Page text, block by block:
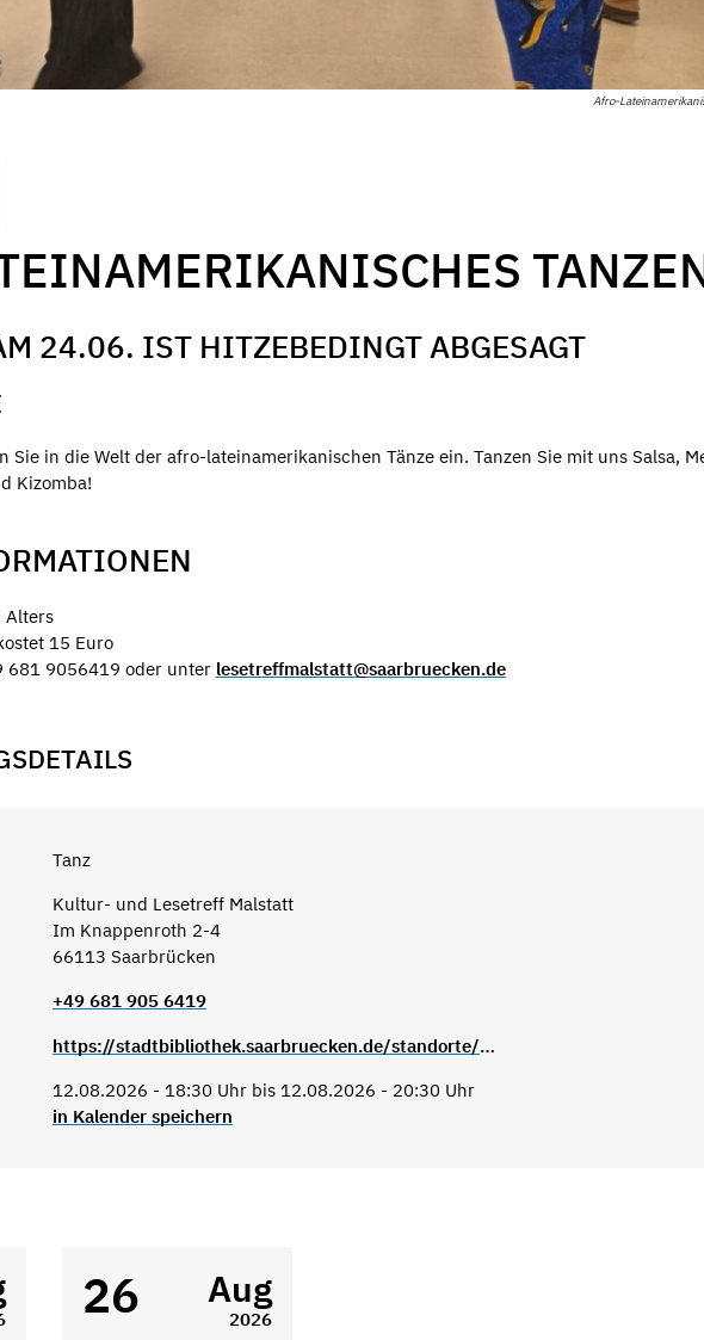
Afro-
24.06. IST HITZEBEDINGT ABGESAGT
Sie in die Welt der afro-lateinamerikanischen Tänze ein. Tanzen Sie mit uns Salsa,
Kizomba!
Alters
15 Euro
681 9056419 oder unter lesetreffmalstatt@saarbruecken.de
Tanz
Kultur- und Lesetreff Malstatt
Im Knappenroth 2-4
66113 Saarbrücken
+49 681 905 6419
https://stadtbibliothek.saarbruecken.de/standorte/kultur_und_lesetreffs/kultur_und_lesetreff_malstatt
12.08.2026 - 18:30 Uhr bis 12.08.2026 - 20:30 Uhr
in Kalender speichern
26 Aug
2026